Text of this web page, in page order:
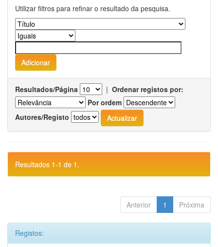
Utilizar filtros para refinar o resultado da pesquisa.
Resultados/Página | Ordenar registos por:
Por ordem
Autores/Registo
Resultados 1-1 de 1.
Anterior 1 Próxima
Registos: